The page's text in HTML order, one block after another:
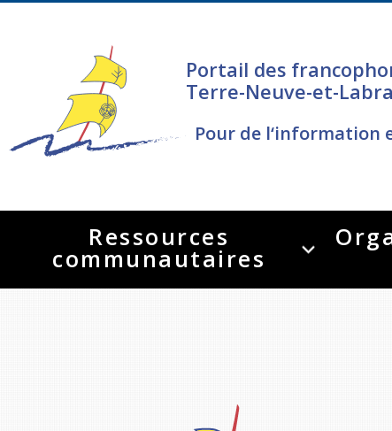
Portail des
Terre-Neuve-et-
Pour de l‘information
Ressources
communautaires